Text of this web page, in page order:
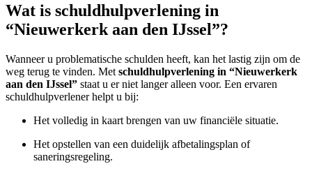
Wat is schuldhulpverlening in
“Nieuwerkerk aan den IJssel”?
Wanneer u problematische schulden heeft, kan het lastig zijn om de
weg terug te vinden. Met schuldhulpverlening in “Nieuwerkerk
aan den IJssel” staat u er niet langer alleen voor. Een ervaren
schuldhulpverlener helpt u bij:
Het volledig in kaart brengen van uw financiële situatie.
Het opstellen van een duidelijk afbetalingsplan of
saneringsregeling.